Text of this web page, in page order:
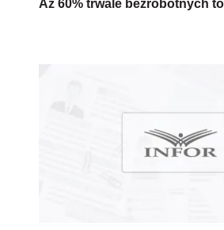
Aż 60% trwale bezrobotnych